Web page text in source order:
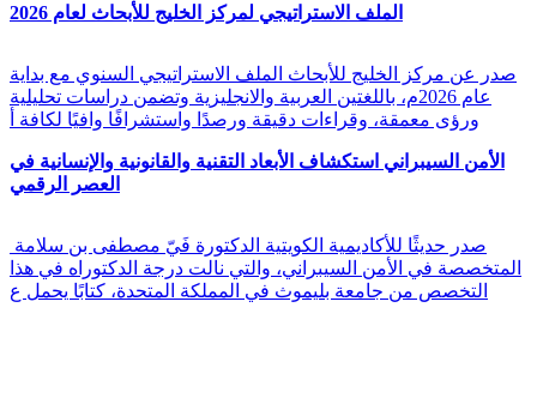
الملف الاستراتيجي لمركز الخليج للأبحاث لعام 2026
صدر عن مركز الخليج للأبحاث الملف الاستراتيجي السنوي مع بداية
عام 2026م، باللغتين العربية والانجليزية وتضمن دراسات تحليلية
ورؤى معمقة، وقراءات دقيقة ورصدًا واستشرافًا وافيًا لكافة أ
الأمن السيبراني استكشاف الأبعاد التقنية والقانونية والإنسانية في
العصر الرقمي
المتخصصة في الأمن السيبراني، والتي نالت درجة الدكتوراه في هذا
التخصص من جامعة بليموث في المملكة المتحدة، كتابًا يحمل ع